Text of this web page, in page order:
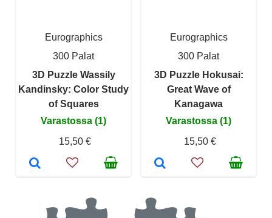
Eurographics
300 Palat
3D Puzzle Wassily
Kandinsky: Color Study
of Squares
Varastossa (1)
15,50 €
Eurographics
300 Palat
3D Puzzle Hokusai:
Great Wave of
Kanagawa
Varastossa (1)
15,50 €